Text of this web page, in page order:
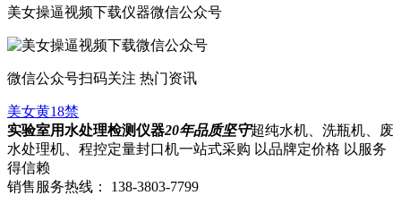
美女操逼视频下载仪器微信公众号
微信公众号扫码关注 热门资讯
美女黄18禁
实验室用水处理检测仪器20年品质坚守超纯水机、洗瓶机、废
水处理机、程控定量封口机一站式采购 以品牌定价格 以服务
得信赖
销售服务热线：
138-3803-7799